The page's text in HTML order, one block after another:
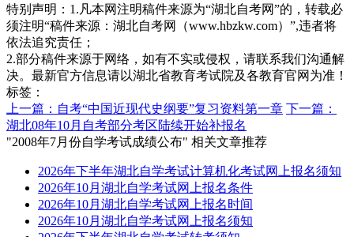
特别声明：1.凡本网注明稿件来源为“湖北自考网”的，转载必
须注明“稿件来源：湖北自考网（www.hbzkw.com）”,违者将
依法追究责任；
2.部分稿件来源于网络，如有不实或侵权，请联系我们沟通解
决。最新官方信息请以湖北省教育考试院及各教育官网为准！
标签：
上一篇：自考“中国近现代史纲要”复习资料第一章 下一篇：
湖北08年10月自考部分考区陆续开始补报名
"2008年7月份自学考试成绩公布" 相关文章推荐
2026年下半年湖北自学考试计算机化考试网上报名须知
2026年10月湖北自学考试网上报名条件
2026年10月湖北自学考试网上报名时间
2026年10月湖北自学考试网上报名须知